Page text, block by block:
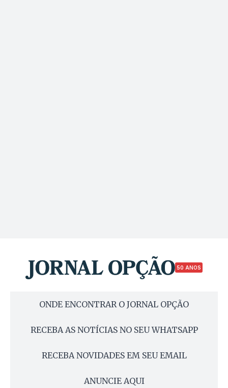
50 ANOS
ONDE ENCONTRAR O JORNAL OPÇÃO
RECEBA AS NOTÍCIAS NO SEU WHATSAPP
RECEBA NOVIDADES EM SEU EMAIL
ANUNCIE AQUI